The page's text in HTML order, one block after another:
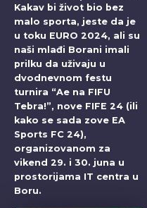
Kakav bi život bio bez
malo sporta, jeste da je
u toku EURO 2024, ali su
naši mlađi Borani imali
prilku da uživaju u
dvodnevnom festu
turnira “Ae na FIFU
Tebra!”, nove FIFE 24 (ili
kako se sada zove EA
Sports FC 24),
organizovanom za
vikend 29. i 30. juna u
prostorijama IT centra u
Boru.